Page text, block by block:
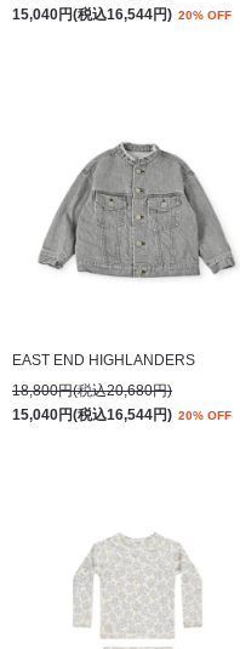
15,040円(税込16,544円) 20% OFF
EAST END HIGHLANDERS
18,800円(税込20,680円)
15,040円(税込16,544円) 20% OFF